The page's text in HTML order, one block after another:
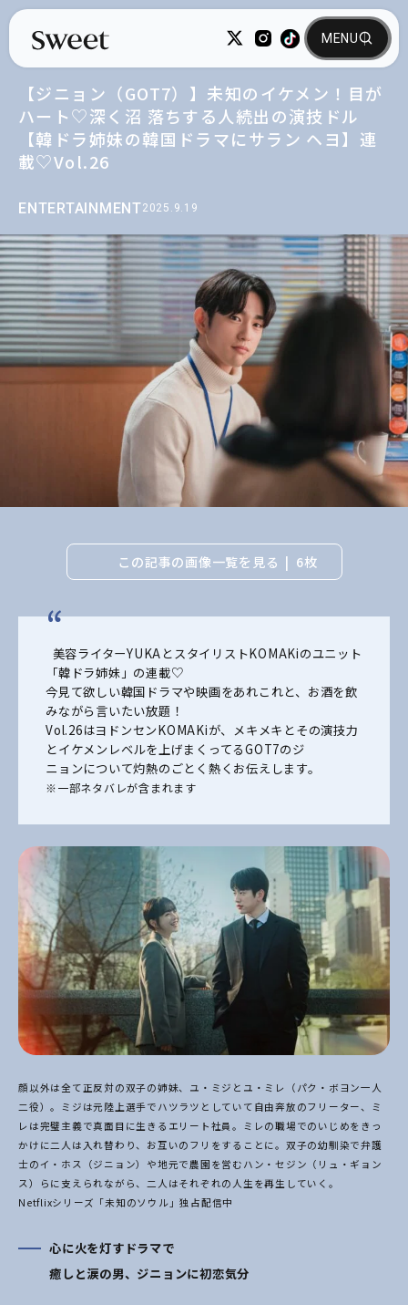
ENTERTAINMENT2025.9.19
【ジニョン（GOT7）】未知のイケメン！目が
ハート♡深く沼 落ちする人続出の演技ドル
【韓ドラ姉妹の韓国ドラマにサラン ヘヨ】連
載♡Vol.26
この記事の画像一覧を見る 6枚
美容ライターYUKAとスタイリストKOMAKiのユニット
「韓ドラ姉妹」の連載♡
今見て欲しい韓国ドラマや映画をあれこれと、お酒を飲
みながら言いたい放題！
Vol.26はヨドンセンKOMAKiが、メキメキとその演技力
とイケメンレベルを上げまくってるGOT7のジ
ニョンについて灼熱のごとく熱くお伝えします。
※一部ネタバレが含まれます
顔以外は全て正反対の双子の姉妹、ユ・ミジとユ・ミレ（パク・ボヨン一人
二役）。ミジは元陸上選手で ハツラツとしていて自由奔放のフリーター、ミ
レは完璧主義で真面目に生きるエリート社員。ミレの職場 でのいじめをきっ
かけに二人は入れ替わり、お互いのフリをすることに。双子の幼馴染で弁護
士のイ・ホ ス（ジニョン）や地元で農園を営むハン・セジン（リュ・ギョン
ス）らに支えられながら、二人はそれぞれの人生を再生していく。
Netflixシリーズ「未知のソウル」独占配信中
心に火を灯すドラマで
癒しと涙の男、ジニョンに初恋気分